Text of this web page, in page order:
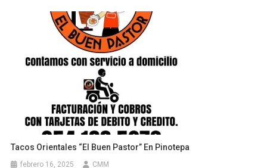
Tacos Orientales “El Buen Pastor” En Pinotepa
febrero 16, 2025 CMM